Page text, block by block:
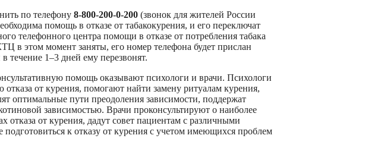
по телефону8-800-200-0-200 (звонок для жителей России
помощь в отказе от табакокурения, и его переключат
телефонного центра помощи в отказе от потребления табака
в этом момент заняты, его номер телефона будет прислан
течение 1–3 дней ему перезвонят.
помощь оказывают психологи и врачи. Психологи
от курения, помогают найти замену ритуалам курения,
оптимальные пути преодоления зависимости, поддержат
зависимостью. Врачи проконсультируют о наиболее
отказа от курения, дадут совет пациентам с различными
к отказу от курения с учетом имеющихся проблем